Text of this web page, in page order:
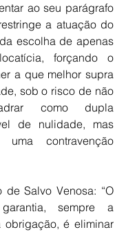
ao seu parágrafo
a atuação do
forçando o
a que melhor supra
sob o risco de não
como dupla
de nulidade, mas
uma contravenção
sempre a
obrigação, é eliminar